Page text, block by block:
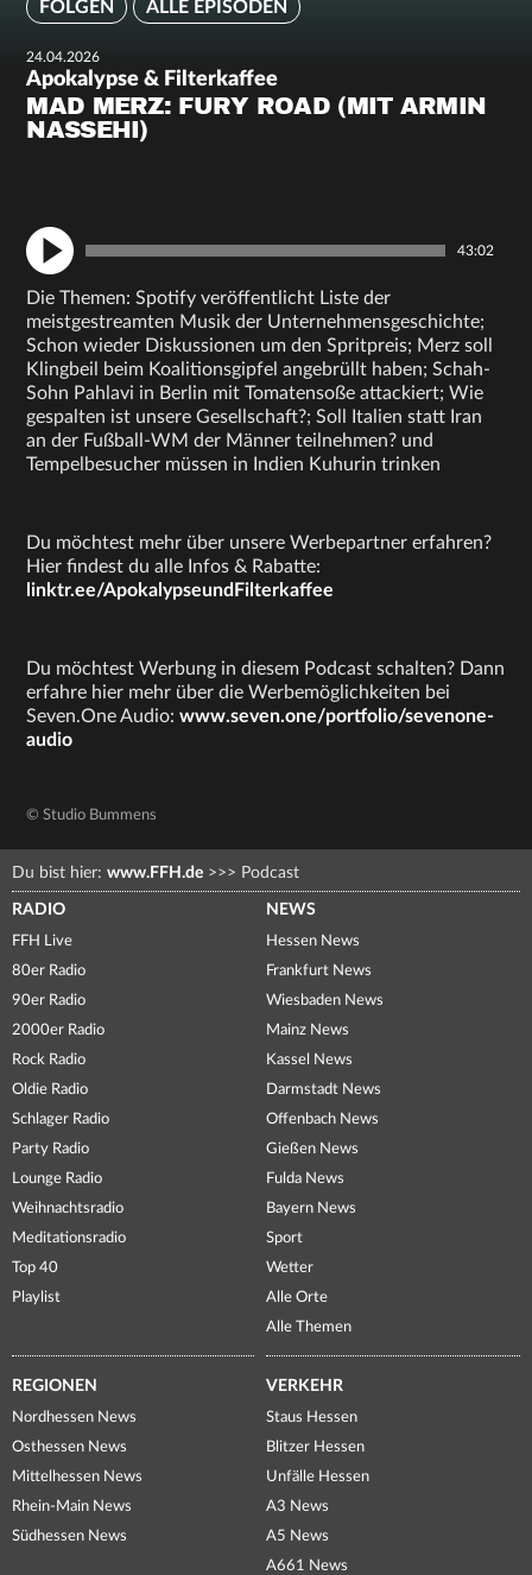
FOLGEN ALLE EPISODEN
24.04.2026
Apokalypse & Filterkaffee
MAD MERZ: FURY ROAD (MIT ARMIN
NASSEHI)
43:02
Die Themen: Spotify veröffentlicht Liste der
meistgestreamten Musik der Unternehmensgeschichte;
Schon wieder Diskussionen um den Spritpreis; Merz soll
Klingbeil beim Koalitionsgipfel angebrüllt haben; Schah-
Sohn Pahlavi in Berlin mit Tomatensoße attackiert; Wie
gespalten ist unsere Gesellschaft?; Soll Italien statt Iran
an der Fußball-WM der Männer teilnehmen? und
Tempelbesucher müssen in Indien Kuhurin trinken
Du möchtest mehr über unsere Werbepartner erfahren?
Hier findest du alle Infos & Rabatte:
linktr.ee/ApokalypseundFilterkaffee
Du möchtest Werbung in diesem Podcast schalten? Dann
erfahre hier mehr über die Werbemöglichkeiten bei
Seven.One Audio:www.seven.one/portfolio/sevenone-
audio
© Studio Bummens
Du bist hier: www.FFH.de >>> Podcast
RADIO
FFH Live
80er Radio
90er Radio
2000er Radio
Rock Radio
Oldie Radio
Schlager Radio
Party Radio
Lounge Radio
Weihnachtsradio
Meditationsradio
Top 40
Playlist
NEWS
Hessen News
Frankfurt News
Wiesbaden News
Mainz News
Kassel News
Darmstadt News
Offenbach News
Gießen News
Fulda News
Bayern News
Sport
Wetter
Alle Orte
Alle Themen
REGIONEN
Nordhessen News
Osthessen News
Mittelhessen News
Rhein-Main News
Südhessen News
VERKEHR
Staus Hessen
Blitzer Hessen
Unfälle Hessen
A3 News
A5 News
A661 News